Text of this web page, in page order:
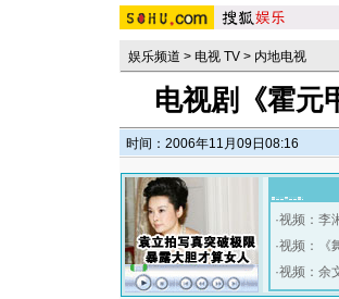
娱乐频道 > 电视 TV > 内地电视
电视剧《霍元
时间：2006年11月09日08:16
·视频：李
·视频：《
·视频：余